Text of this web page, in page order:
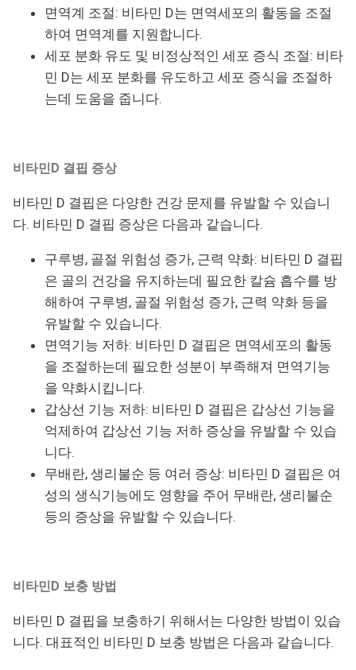
면역계 조절: 비타민 D는 면역세포의 활동을 조절
하여 면역계를 지원합니다.
세포 분화 유도 및 비정상적인 세포 증식 조절: 비타
민 D는 세포 분화를 유도하고 세포 증식을 조절하
는데 도움을 줍니다.
비타민D 결핍 증상
비타민 D 결핍은 다양한 건강 문제를 유발할 수 있습니
다. 비타민 D 결핍 증상은 다음과 같습니다.
구루병, 골절 위험성 증가, 근력 약화: 비타민 D 결핍
은 골의 건강을 유지하는데 필요한 칼슘 흡수를 방
해하여 구루병, 골절 위험성 증가, 근력 약화 등을
유발할 수 있습니다.
면역기능 저하: 비타민 D 결핍은 면역세포의 활동
을 조절하는데 필요한 성분이 부족해져 면역기능
을 약화시킵니다.
갑상선 기능 저하: 비타민 D 결핍은 갑상선 기능을
억제하여 갑상선 기능 저하 증상을 유발할 수 있습
니다.
무배란, 생리불순 등 여러 증상: 비타민 D 결핍은 여
성의 생식기능에도 영향을 주어 무배란, 생리불순
등의 증상을 유발할 수 있습니다.
비타민D 보충 방법
비타민 D 결핍을 보충하기 위해서는 다양한 방법이 있습
니다. 대표적인 비타민 D 보충 방법은 다음과 같습니다.